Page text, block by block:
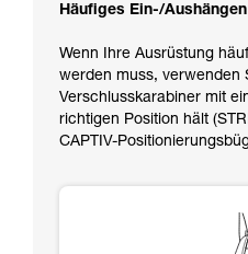
Häufiges Ein-/Aushängen
Wenn Ihre Ausrüstung
werden muss, verwenden
Verschlusskarabiner mit
richtigen Position hält
CAPTIV-